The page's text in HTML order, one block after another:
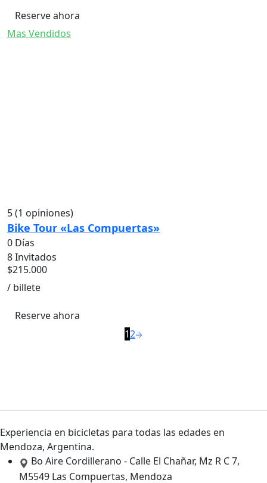
Reserve ahora
Mas Vendidos
5(1 opiniones)
Bike Tour «Las Compuertas»
0 Días
8 Invitados
$215.000
/ billete
Reserve ahora
12
Experiencia en bicicletas para todas las edades en
Mendoza, Argentina.
Bo Aire Cordillerano - Calle El Chañar, Mz R C 7,
M5549 Las Compuertas, Mendoza